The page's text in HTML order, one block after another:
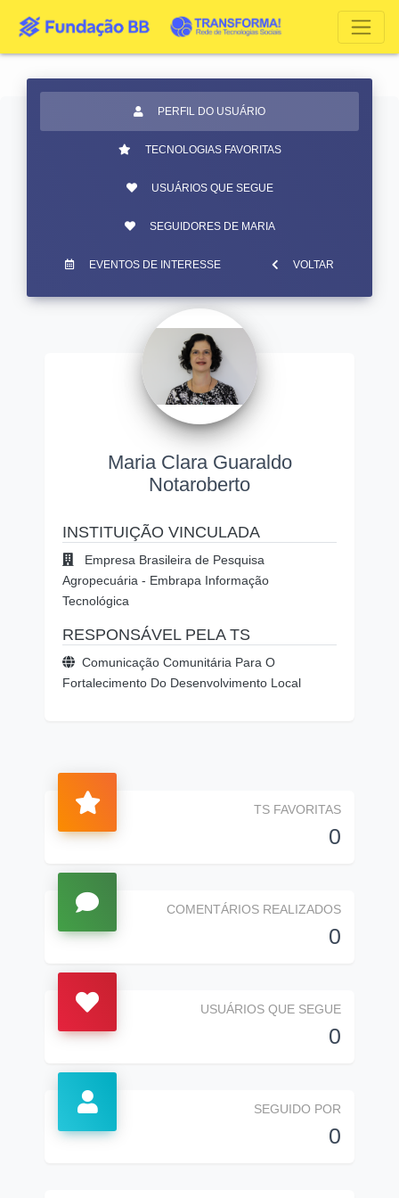
PERFIL DO USUÁRIO
TECNOLOGIAS FAVORITAS
USUÁRIOS QUE SEGUE
SEGUIDORES DE MARIA
EVENTOS DE INTERESSE VOLTAR
Maria Clara Guaraldo
Notaroberto
INSTITUIÇÃO VINCULADA
Empresa Brasileira de Pesquisa
Agropecuária - Embrapa Informação
Tecnológica
RESPONSÁVEL PELA TS
Comunicação Comunitária Para O
Fortalecimento Do Desenvolvimento Local
TS FAVORITAS
0
COMENTÁRIOS REALIZADOS
0
USUÁRIOS QUE SEGUE
0
SEGUIDO POR
0